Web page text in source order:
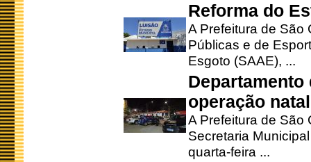
Reforma do
A Prefeitura de São
Públicas e de
Esgoto (SAAE), ...
operação
A Prefeitura de São
Secretaria
quarta-feira ...